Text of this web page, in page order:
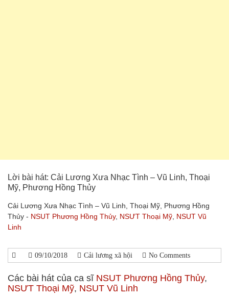
Lời bài hát: Cải Lương Xưa Nhạc Tình – Vũ Linh, Thoại
Mỹ, Phương Hồng Thủy
Cải Lương Xưa Nhạc Tình – Vũ Linh, Thoại Mỹ, Phương Hồng
Thủy - NSUT Phương Hồng Thủy, NSƯT Thoại Mỹ NSUT Vũ
Linh
09/10/2018 Cải lương xã hội No Comments
Các bài hát của ca sĩ NSUT Phương Hồng Thủy,
NSƯT Thoại Mỹ, NSUT Vũ Linh